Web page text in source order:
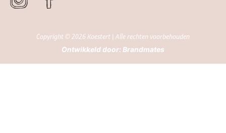
Copyright © 2026 Koestert | Alle rechten voorbehouden
Ontwikkeld door: Brandmates